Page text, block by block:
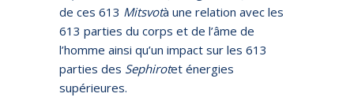
de ces 613 Mitsvotà une relation avec les
613 parties du corps et de l’âme de
l’homme ainsi qu’un impact sur les 613
parties des Sephirotet énergies
supérieures.